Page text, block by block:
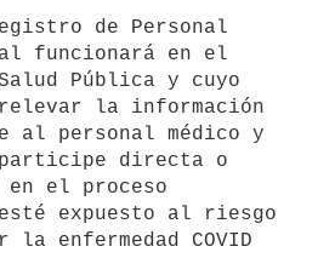
funcionará en el
Pública y cuyo
la información
al personal médico y
participe directa o
en el proceso
expuesto al riesgo
enfermedad COVID